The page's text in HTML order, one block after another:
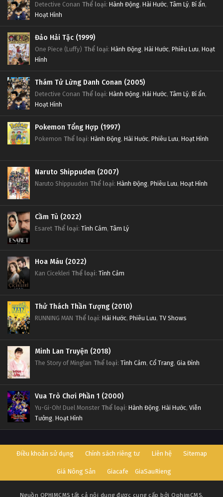
Detective Conan Thể loại: Hành Động, Hài Hước, Tâm Lý, Bí ẩn,
Hoạt Hình
Đảo Hải Tặc (1999)
One Piece (Luffy) Thể loại: Hành Động, Hài Hước, Phiêu Lưu, Hoạt
Hình
Thám Tử Lừng Danh Conan (2005)
Detective Conan Thể loại: Hành Động, Hài Hước, Tâm Lý, Bí ẩn,
Hoạt Hình
Pokemon Tổng Hợp (1997)
Pokemon Thể loại: Hành Động, Hài Hước, Phiêu Lưu, Hoạt Hình
Naruto Shippuden (2007)
Naruto Shippuuden Thể loại: Hành Động, Phiêu Lưu, Hoạt Hình
Cầm Tù (2022)
Esaret Thể loại: Tình Cảm, Tâm Lý
Hoa Máu (2022)
Kan Cicekleri Thể loại: Tình Cảm
Thử Thách Thần Tượng (2010)
RUNNING MAN Thể loại: Hài Hước, Phiêu Lưu, TV Shows
Minh Lan Truyện (2018)
The Story of Minglan Thể loại: Tình Cảm, Cổ Trang, Gia Đình
Vua Trò Chơi Phần 1 (2000)
Yu-Gi-Oh! Duel Monster Thể loại: Hành Động, Hài Hước, Viễn
Tưởng, Hoạt Hình
Điều khoản sử dụng Chính sách riêng tư Liên hệ Sitemap
Giá Nông Sản Giacafe GiaSauRieng
Nguồn OPHIMCMS tất cả nội dung được cung cấp bởi OphimCMS.